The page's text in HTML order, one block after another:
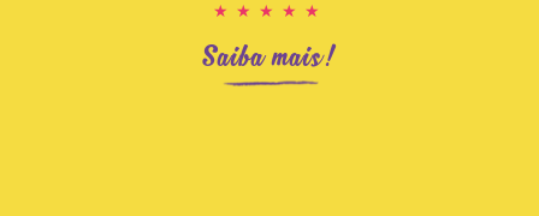
★★★★★
Saiba mais!